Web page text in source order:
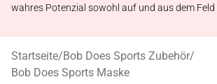
wahres Potenzial sowohl auf und aus dem Feld
Startseite/Bob Does Sports Zubehör/
Bob Does Sports Maske